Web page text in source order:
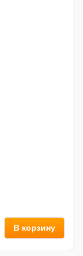
В корзину